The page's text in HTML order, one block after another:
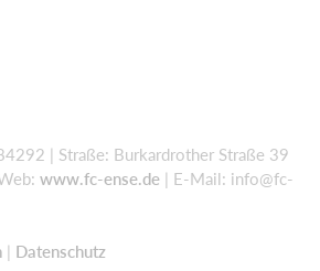
| Straße: Burkardrother Straße 39
www.fc-ense.de | E-Mail: info@fc-
Datenschutz